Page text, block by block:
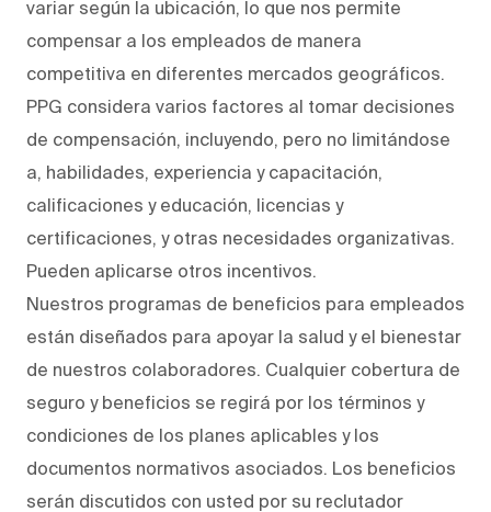
variar según la ubicación, lo que nos permite
compensar a los empleados de manera
competitiva en diferentes mercados geográficos.
PPG considera varios factores al tomar decisiones
de compensación, incluyendo, pero no limitándose
a, habilidades, experiencia y capacitación,
calificaciones y educación, licencias y
certificaciones, y otras necesidades organizativas.
Pueden aplicarse otros incentivos.
Nuestros programas de beneficios para empleados
están diseñados para apoyar la salud y el bienestar
de nuestros colaboradores. Cualquier cobertura de
seguro y beneficios se regirá por los términos y
condiciones de los planes aplicables y los
documentos normativos asociados. Los beneficios
serán discutidos con usted por su reclutador